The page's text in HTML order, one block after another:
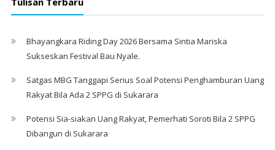
Bhayangkara Riding Day 2026 Bersama Sintia Mariska
Sukseskan Festival Bau Nyale. ‎
Satgas MBG Tanggapi Serius Soal Potensi Penghamburan Uang
Rakyat Bila Ada 2 SPPG di Sukarara
Potensi Sia-siakan Uang Rakyat, Pemerhati Soroti Bila 2 SPPG
Dibangun di Sukarara